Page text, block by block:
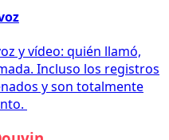
y vídeo: quién llamó,
Incluso los registros
y son totalmente